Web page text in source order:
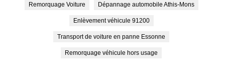
Remorquage Voiture Dépannage automobile Athis-Mons
Enlèvement véhicule 91200
Transport de voiture en panne Essonne
Remorquage véhicule hors usage